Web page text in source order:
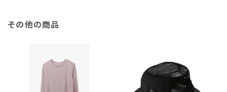
その他の商品